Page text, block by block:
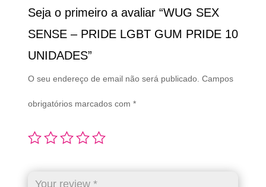
Seja o primeiro a avaliar “WUG SEX
SENSE – PRIDE LGBT GUM PRIDE 10
UNIDADES”
O seu endereço de email não será publicado. Campos
obrigatórios marcados com *